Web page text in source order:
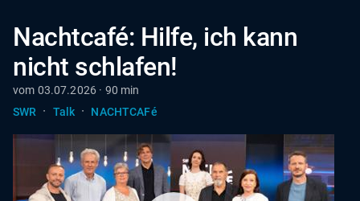
Nachtcafé: Hilfe, ich kann
nicht schlafen!
vom 03.07.2026 · 90 min
SWR
· Talk · NACHTCAFé